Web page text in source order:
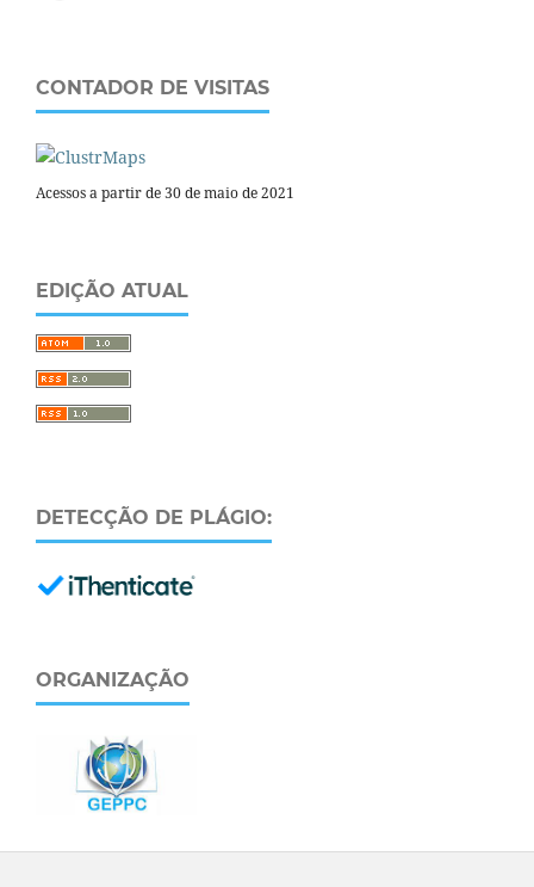
CONTADOR DE VISITAS
Acessos a partir de 30 de maio de 2021
EDIÇÃO ATUAL
DETECÇÃO DE PLÁGIO:
ORGANIZAÇÃO